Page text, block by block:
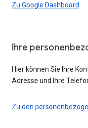
Zu Google Dashboard
Ihre
Hier können Sie Ihre
Adresse und Ihre
Zu den